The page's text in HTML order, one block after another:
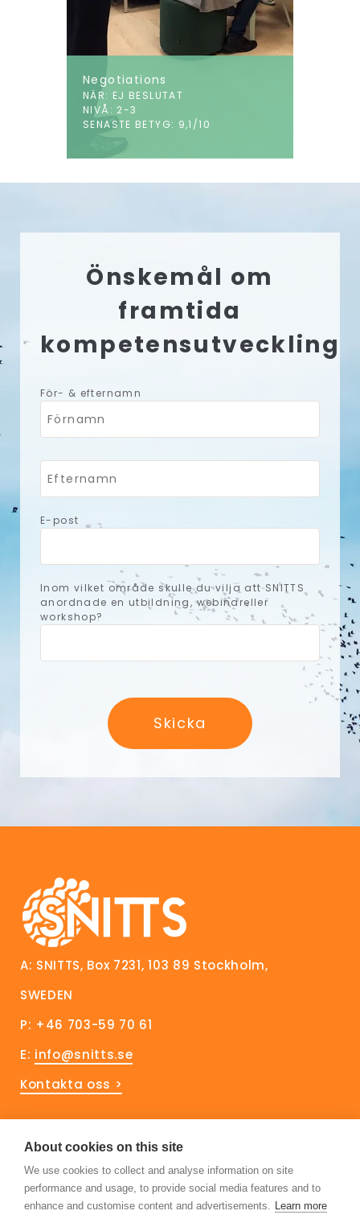
Negotiations
NÄR: EJ BESLUTAT
NIVÅ: 2-3
SENASTE BETYG: 9,1/10
Önskemål om
framtida
kompetensutveckling
För- & efternamn
E-post
Inom vilket område skulle du vilja att SNITTS
anordnade en utbildning, webinareller
workshop?
Skicka
A: SNITTS, Box 7231, 103 89 Stockholm,
SWEDEN
P: +46 703-59 70 61
E: info@snitts.se
Kontakta oss >
Håll dig uppdaterad!
Prenumerera på vårt nyhetsbrev
Följ oss på Linkedin
About cookies on this site
We use cookies to collect and analyse information on site
performance and usage, to provide social media features and to
enhance and customise content and advertisements. Learn more